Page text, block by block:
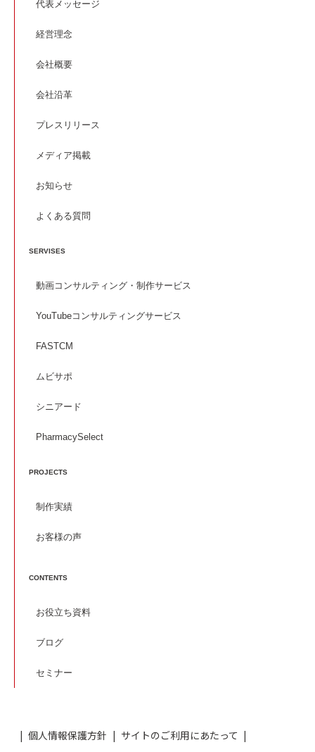
代表メッセージ
経営理念
会社概要
会社沿革
プレスリリース
メディア掲載
お知らせ
よくある質問
SERVISES
動画コンサルティング・制作サービス
YouTubeコンサルティングサービス
FASTCM
ムビサポ
シニアード
PharmacySelect
PROJECTS
制作実績
お客様の声
CONTENTS
お役立ち資料
ブログ
セミナー
個人情報保護方針 サイトのご利用にあたって